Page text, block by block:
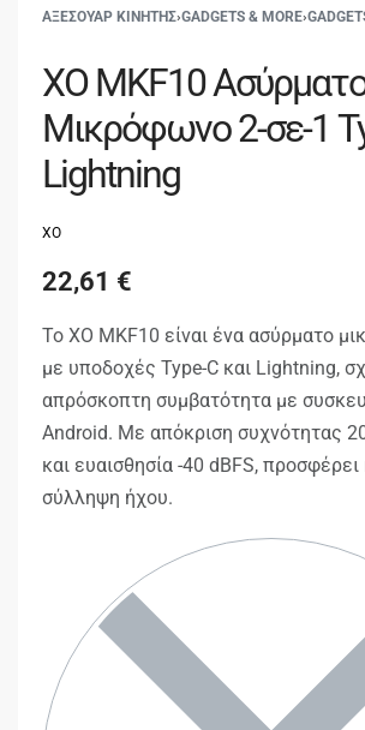
ΑΞΕΣΟΥΑΡ ΚΙΝΗΤΗΣ›GADGETS & MORE›
XO MKF10
Μικρόφωνο 2-σε-1
Lightning
XO
22,61 €
Το XO MKF10 είναι ένα ασύρματο
με υποδοχές Type-C και Lightning,
απρόσκοπτη συμβατότητα με
Android. Με απόκριση συχνότητας
και ευαισθησία -40 dBFS,
σύλληψη ήχου.